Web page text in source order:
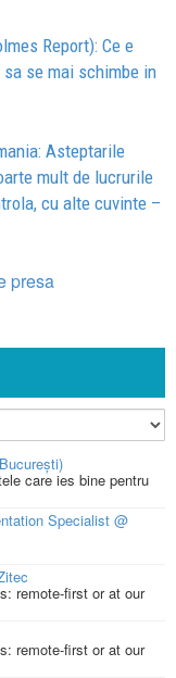
Report): Ce e
se mai schimbe in
Asteptarile
mult de lucrurile
cu alte cuvinte –
presa
care ies bine pentru
Specialist @
remote-first or at our
remote-first or at our